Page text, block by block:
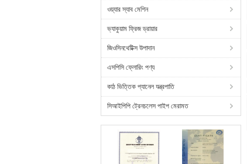
ওয়্যার স্যাব মেশিন
ভ্যাকুয়াম ফ্রিজ ড্রায়ার
জিওসিনথেটিক্স উপাদান
এসপিসি ফ্লোরিং পণ্য
কাঠ ভিত্তিক প্যানেল যন্ত্রপাতি
সিআইপিপি ট্রেনচলেস পাইপ মেরামত